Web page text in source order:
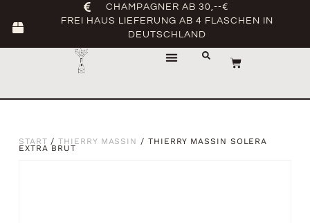
CHAMPAGNER AB 30,--€
FREI HAUS LIEFERUNG AB 4 FLASCHEN IN
DEUTSCHLAND
START /THIERRY MASSIN / THIERRY MASSIN SOLERA
EXTRA BRUT